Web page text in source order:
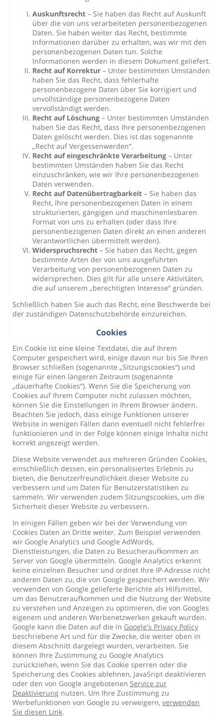
Auskunftsrecht – Sie haben das Recht auf Auskunft
über die von uns verarbeiteten personenbezogenen
Daten. Sie haben weiter das Recht, bestimmte
Informationen darüber zu erhalten, was wir mit den
personenbezogenen Daten tun. Solche
Informationen werden in diesem Dokument geliefert.
Recht auf Korrektur – Unter bestimmten Umständen
haben Sie das Recht, dass fehlerhafte
personenbezogene Daten über Sie korrigiert und
unvollständige personenbezogene Daten
vervollständigt werden.
Recht auf Löschung – Unter bestimmten Umständen
haben Sie das Recht, dass Ihre personenbezogenen
Daten gelöscht werden. Dies ist das sogenannte
„Recht auf Vergessenwerden“.
Recht auf eingeschränkte Verarbeitung – Unter
bestimmten Umständen haben Sie das Recht
einzuschränken, wie wir Ihre personenbezogenen
Daten verwenden.
Recht auf Datenübertragbarkeit – Sie haben das
Recht, Ihre personenbezogenen Daten in einem
strukturierten, gängigen und maschinenlesbaren
Format von uns zu erhalten (oder dass Ihre
personenbezogenen Daten direkt an einen anderen
Verantwortlichen übermittelt werden).
Widerspruchsrecht – Sie haben das Recht, gegen
bestimmte Arten der von uns ausgeführten
Verarbeitung von personenbezogenen Daten zu
widersprechen. Dies gilt für alle unsere Aktivitäten,
die auf unserem „berechtigten Interesse“ gründen.
Schließlich haben Sie auch das Recht, eine Beschwerde bei
der zuständigen Datenschutzbehörde einzureichen.
Cookies
Ein Cookie ist eine kleine Textdatei, die auf Ihrem
Computer gespeichert wird, einige davon nur bis Sie Ihren
Browser schließen (sogenannte „Sitzungscookies“) und
einige für einen längeren Zeitraum (sogenannte
„dauerhafte Cookies“). Wenn Sie die Speicherung von
Cookies auf Ihrem Computer nicht zulassen möchten,
können Sie die Einstellungen in Ihrem Browser ändern.
Beachten Sie jedoch, dass einige Funktionen unserer
Website in wenigen Fällen dann eventuell nicht fehlerfrei
funktionieren und in der Folge können einige Inhalte nicht
korrekt angezeigt werden.
Diese Website verwendet aus mehreren Gründen Cookies,
einschließlich dessen, ein personalisiertes Erlebnis zu
bieten, die Benutzerfreundlichkeit dieser Website zu
verbessern und um Daten für Benutzerstatistiken zu
sammeln. Wir verwenden zudem Sitzungscookies, um die
Sicherheit dieser Website zu verbessern.
In einigen Fällen geben wir bei der Verwendung von
Cookies Daten an Dritte weiter. Zum Beispiel verwenden
wir Google Analytics und Google AdWords,
Dienstleistungen, die Daten zu Besucheraufkommen an
Server von Google übermitteln. Google Analytics erkennt
keine einzelnen Besucher und ordnet Ihre IP-Adresse nicht
anderen Daten zu, die von Google gespeichert werden. Wir
verwenden von Google gelieferte Berichte als Hilfsmittel,
um das Benutzeraufkommen und die Nutzung der Website
zu verstehen und Anzeigen zu optimieren, die von Googles
eigenem und anderen Werbenetzwerken gekauft wurden.
Google kann die Daten auf die in Google's Privacy Policy
beschriebene Art und für die Zwecke, die weiter oben in
diesem Abschnitt dargelegt wurden, verarbeiten. Sie
können Ihre Zustimmung zu Google Analytics
zurückziehen, wenn Sie das Cookie sperren oder die
Speicherung des Cookies ablehnen, JavaSript deaktivieren
oder den von Google angebotenen Service zur
Deaktivierung nutzen. Um Ihre Zustimmung zu
Werbefunktionen von Google zu verweigern, verwenden
Sie diesen Link.